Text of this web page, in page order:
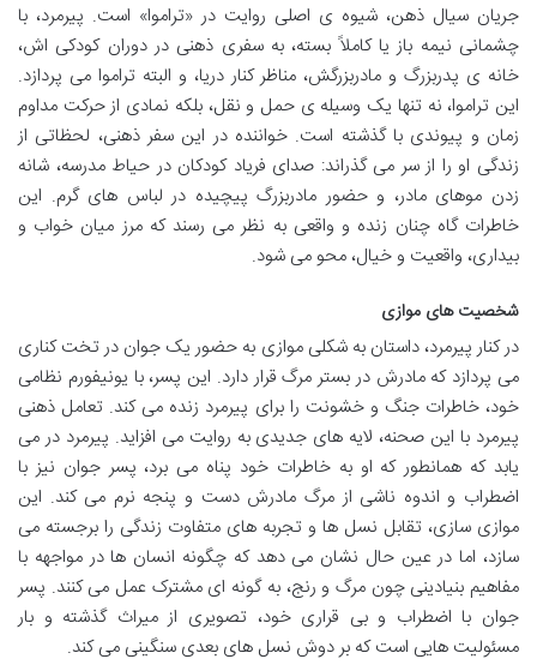
جریان سیال ذهن، شیوه ی اصلی روایت در «تراموا» است. پیرمرد، با
چشمانی نیمه باز یا کاملاً بسته، به سفری ذهنی در دوران کودکی اش،
خانه ی پدربزرگ و مادربزرگش، مناظر کنار دریا، و البته تراموا می پردازد.
این تراموا، نه تنها یک وسیله ی حمل و نقل، بلکه نمادی از حرکت مداوم
زمان و پیوندی با گذشته است. خواننده در این سفر ذهنی، لحظاتی از
زندگی او را از سر می گذراند: صدای فریاد کودکان در حیاط مدرسه، شانه
زدن موهای مادر، و حضور مادربزرگ پیچیده در لباس های گرم. این
خاطرات گاه چنان زنده و واقعی به نظر می رسند که مرز میان خواب و
بیداری، واقعیت و خیال، محو می شود.
شخصیت های موازی
در کنار پیرمرد، داستان به شکلی موازی به حضور یک جوان در تخت کناری
می پردازد که مادرش در بستر مرگ قرار دارد. این پسر، با یونیفورم نظامی
خود، خاطرات جنگ و خشونت را برای پیرمرد زنده می کند. تعامل ذهنی
پیرمرد با این صحنه، لایه های جدیدی به روایت می افزاید. پیرمرد در می
یابد که همانطور که او به خاطرات خود پناه می برد، پسر جوان نیز با
اضطراب و اندوه ناشی از مرگ مادرش دست و پنجه نرم می کند. این
موازی سازی، تقابل نسل ها و تجربه های متفاوت زندگی را برجسته می
سازد، اما در عین حال نشان می دهد که چگونه انسان ها در مواجهه با
مفاهیم بنیادینی چون مرگ و رنج، به گونه ای مشترک عمل می کنند. پسر
جوان با اضطراب و بی قراری خود، تصویری از میراث گذشته و بار
مسئولیت هایی است که بر دوش نسل های بعدی سنگینی می کند.